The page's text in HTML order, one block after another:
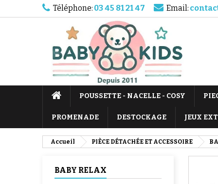
Téléphone: 03 45 81 21 47 Email:
POUSSETTE - NACELLE - COSY
PROMENADE DESTOCKAGE JEUX
Accueil PIÈCE DÉTACHÉE ET ACCESSOIRE
BABY RELAX